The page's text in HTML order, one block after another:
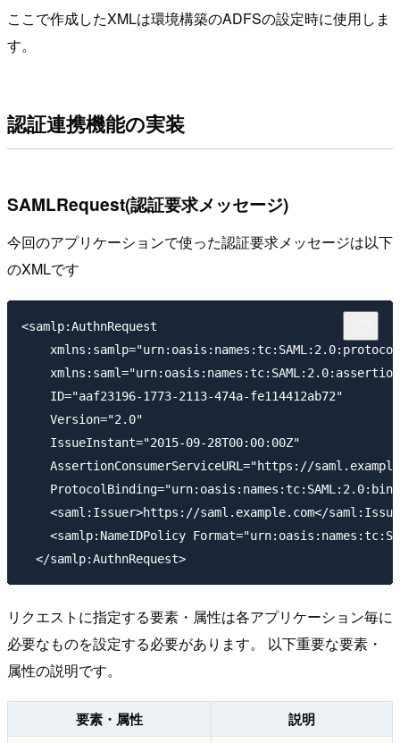
ここで作成したXMLは環境構築のADFSの設定時に使用しま
す。
認証連携機能の実装
SAMLRequest(認証要求メッセージ)
今回のアプリケーションで使った認証要求メッセージは以下
のXMLです
<samlp:AuthnRequest
    ID="aaf23196-1773-2113-474a-fe114412ab72"
    Version="2.0"
    IssueInstant="2015-09-28T00:00:00Z"
AssertionConsumerServiceURL="https://
<saml:Issuer>https://saml.example.com</
<samlp:NameIDPolicy
リクエストに指定する要素・属性は各アプリケーション毎に
必要なものを設定する必要があります。 以下重要な要素・
属性の説明です。
要素・属性 説明